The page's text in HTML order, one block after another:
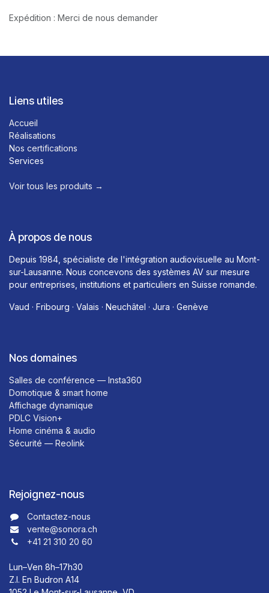
Expédition : Merci de nous demander
Liens utiles
Accueil
Réalisations
Nos certifications
Services
Voir tous les produits →​
À propos de nous
Depuis 1984, spécialiste de l'intégration audiovisuelle au Mont-
sur-Lausanne. Nous concevons des systèmes AV sur mesure
pour entreprises, institutions et particuliers en Suisse romande.
Vaud · Fribourg · Valais · Neuchâtel · Jura · Genève
Nos domaines
Salles de conférence — Insta360
Domotique & smart home
Affichage dynamique
PDLC Vision+
Home cinéma & audio
Sécurité — Reolink
Rejoignez-nous
Contactez-nous​​
vente@sonora.ch
+41 21 310 20 60
Lun–Ven 8h–17h30
Z.I. En Budron A14